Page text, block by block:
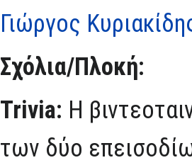
Γιώργος
Σχόλια/Πλοκή:
Trivia: Η
των δύο